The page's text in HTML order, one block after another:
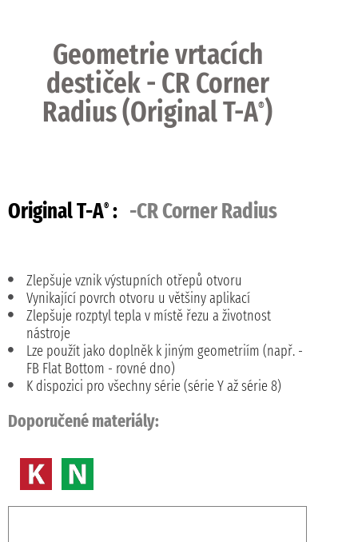
Geometrie vrtacích
destiček - CR Corner
Radius (Original T-A®)
Original T-A® : -CR Corner Radius
Zlepšuje vznik výstupních otřepů otvoru
Vynikající povrch otvoru u většiny aplikací
Zlepšuje rozptyl tepla v místě řezu a životnost
nástroje
Lze použít jako doplněk k jiným geometriím (např. -
FB Flat Bottom - rovné dno)
K dispozici pro všechny série (série Y až série 8)
Doporučené materiály: